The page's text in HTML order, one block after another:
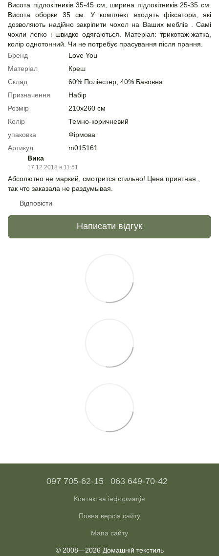
Висота підлокітників 35-45 см, ширина підлокітників 25-35 см.
Висота оборки 35 см. У комплект входять фіксатори, які
дозволяють надійно закріпити чохол на Ваших меблів . Самі
чохли легко і швидко одягаються. Матеріал: трикотаж-жатка,
колір однотонний. Чи не потребує прасування після прання.
Бренд
Love You
Матеріал
Креш
Склад
60% Поліестер, 40% Бавовна
Призначення
Набір
Розмір
210х260 см
Колір
Темно-коричневий
упаковка
Фірмова
Артикул
m015161
Вика
17.12.2018 в 11:51
Абсолютно не маркий, смотрится стильно! Цена приятная ,
так что заказала не раздумывая.
Відповісти
Написати відгук
097 705-62-15 063 649-70-42
Контактна інформація
Повна версія сайту
Мапа сайту
© 2008—2026 Домашній текстиль